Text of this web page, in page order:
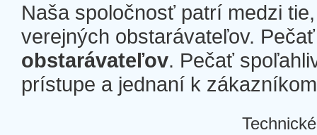
Naša spoločnosť patrí medzi
verejných obstarávateľov.
obstarávateľov. Pečať
prístupe a jednaní k